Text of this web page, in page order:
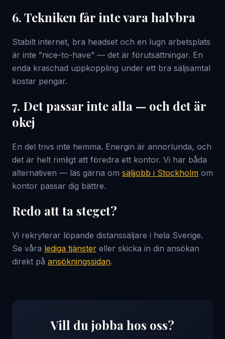
6. Tekniken får inte vara halvbra
Stabilt internet, bra headset och en lugn arbetsplats
är inte ”nice-to-have” — det är förutsättningar. En
enda kraschad uppkoppling under ett bra säljsamtal
kostar pengar.
7. Det passar inte alla — och det är
okej
En del trivs inte hemma. Energin är annorlunda, och
det är helt rimligt att föredra ett kontor. Vi har båda
alternativen — läs gärna om säljjobb i Stockholm om
kontor passar dig bättre.
Redo att ta steget?
Vi rekryterar löpande distanssäljare i hela Sverige.
Se våra lediga tjänster eller skicka in din ansökan
direkt på ansökningssidan.
Vill du jobba hos oss?